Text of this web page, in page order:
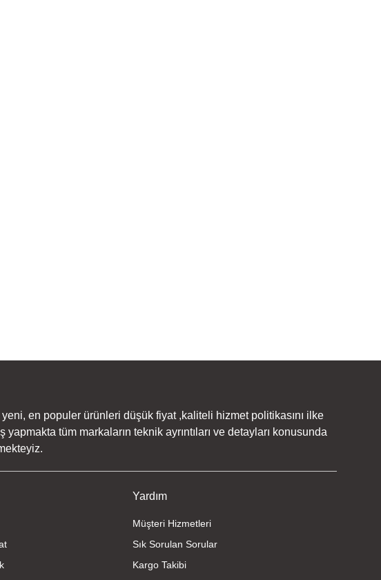
en populer ürünleri düşük fiyat ,kaliteli hizmet politikasını ilke
tüm markaların teknik ayrıntıları ve detayları konusunda
Yardım
Müşteri Hizmetleri
Sık Sorulan Sorular
Kargo Takibi